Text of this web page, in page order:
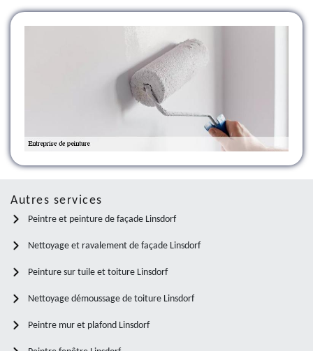
Autres services
Peintre et peinture de façade Linsdorf
Nettoyage et ravalement de façade Linsdorf
Peinture sur tuile et toiture Linsdorf
Nettoyage démoussage de toiture Linsdorf
Peintre mur et plafond Linsdorf